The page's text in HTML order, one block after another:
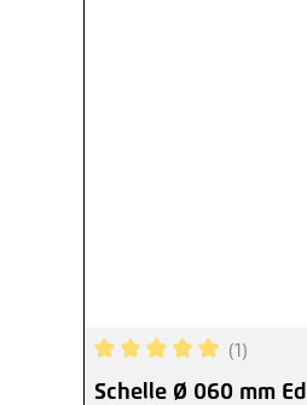
Durchschnittliche
(1)
Schelle Ø 060 mm